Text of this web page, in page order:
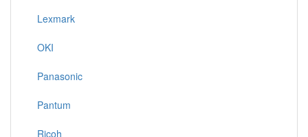
Lexmark
OKI
Panasonic
Pantum
Ricoh